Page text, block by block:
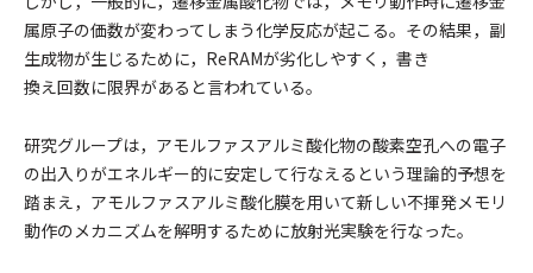
属原子の価数が変わってしまう化学反応が起こる。その結果，副
生成物が生じるために，ReRAMが劣化しやすく，書き
換え回数に限界があると言われている。
研究グループは，アモルファスアルミ酸化物の酸素空孔への電子
の出入りがエネルギー的に安定して行なえるという理論的予想を
踏まえ，アモルファスアルミ酸化膜を用いて新しい不揮発メモリ
動作のメカニズムを解明するために放射光実験を行なった。